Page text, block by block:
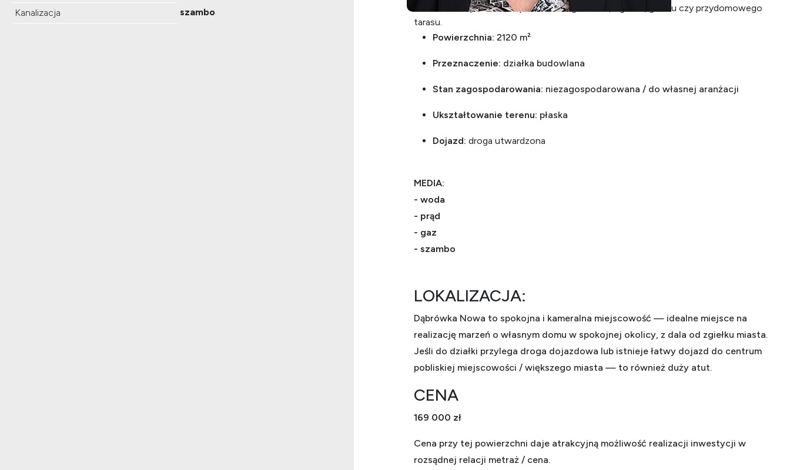
Kanalizacja
szambo
możliwość zaplanowania przestronnego domu, ogrodu, garażu czy przydomowego
tarasu.
Powierzchnia: 2120 m²
Przeznaczenie: działka budowlana
Stan zagospodarowania: niezagospodarowana / do własnej aranżacji
Ukształtowanie terenu: płaska
Dojazd: droga utwardzona
MEDIA:
- woda
- prąd
- gaz
- szambo
LOKALIZACJA:
Dąbrówka Nowa to spokojna i kameralna miejscowość — idealne miejsce na
realizację marzeń o własnym domu w spokojnej okolicy, z dala od zgiełku miasta.
Jeśli do działki przylega droga dojazdowa lub istnieje łatwy dojazd do centrum
pobliskiej miejscowości / większego miasta — to również duży atut.
CENA
169 000 zł
Cena przy tej powierzchni daje atrakcyjną możliwość realizacji inwestycji w
rozsądnej relacji metraż / cena.